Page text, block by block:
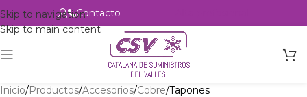
Skip to navigation
Skip to main content
Contacto
Inicio Productos Accesorios Cobre Tapones